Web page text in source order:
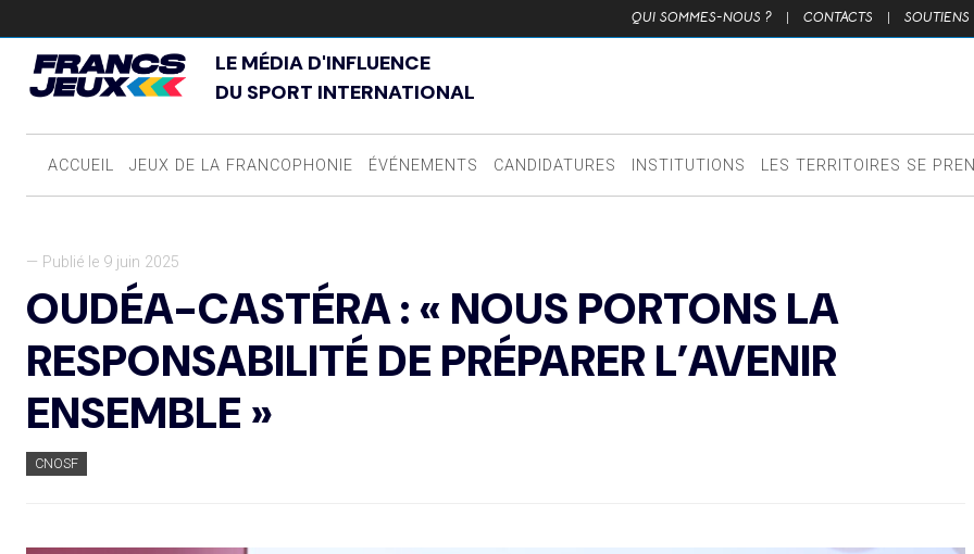
QUI SOMMES-NOUS ? | CONTACTS | SOUTIENS
LE MÉDIA D'INFLUENCE
DU SPORT INTERNATIONAL
ACCUEIL JEUX DE LA FRANCOPHONIE ÉVÉNEMENTS CANDIDATURES INSTITUTIONS LES TERRITOIRES SE
— Publié le 9 juin 2025
OUDÉA-CASTÉRA : « NOUS PORTONS LA
RESPONSABILITÉ DE PRÉPARER L’AVENIR
ENSEMBLE »
CNOSF